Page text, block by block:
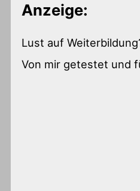
Anzeige:
Lust auf
Von mir getestet und